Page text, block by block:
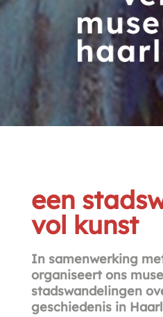
een
vol kunst
In samenwerking
organiseert ons
stadswandelingen
geschiedenis in